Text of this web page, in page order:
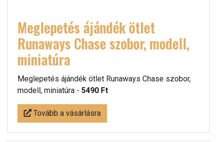
Meglepetés ájándék ötlet
Runaways Chase szobor, modell,
miniatúra
Meglepetés ájándék ötlet Runaways Chase szobor,
modell, miniatúra - 5490 Ft
Tovább a vásárlásra